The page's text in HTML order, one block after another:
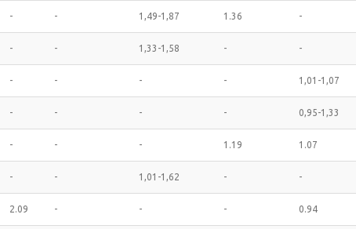
- - 1,49-1,87 1.36 -
- - 1,33-1,58 - -
- - - - 1,01-1,07
- - - - 0,95-1,33
- - - 1.19 1.07
- - 1,01-1,62 - -
2.09 - - - 0.94